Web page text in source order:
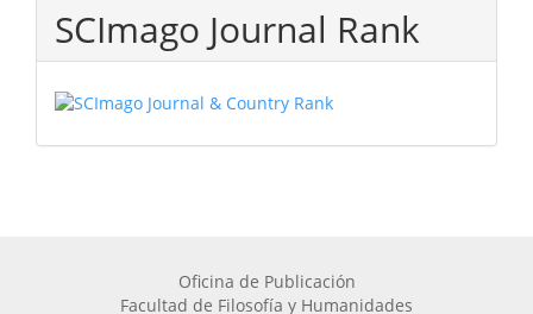
SCImago Journal Rank
Oficina de Publicación
Facultad de Filosofía y Humanidades